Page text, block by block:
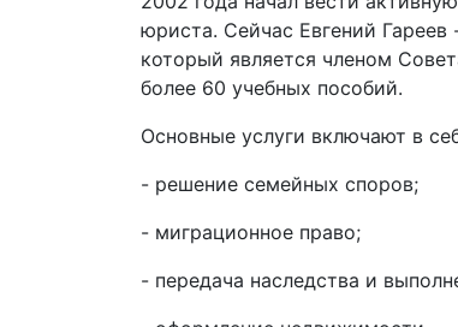
юриста. Сейчас Евгений Гареев
который является членом
более 60 учебных пособий.
Основные услуги включают в
- решение семейных споров;
- миграционное право;
- передача наследства и